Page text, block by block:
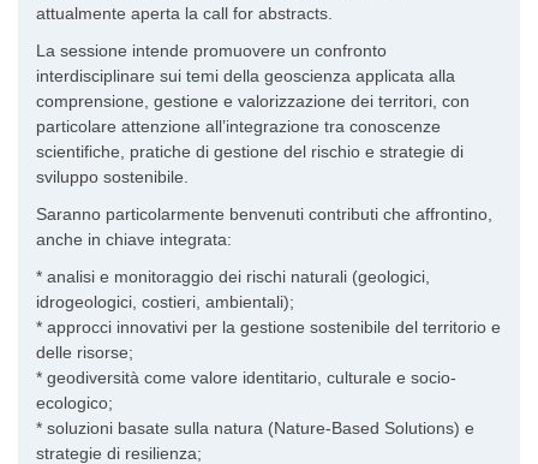
attualmente aperta la call for abstracts.
La sessione intende promuovere un confronto
interdisciplinare sui temi della geoscienza applicata alla
comprensione, gestione e valorizzazione dei territori, con
particolare attenzione all’integrazione tra conoscenze
scientifiche, pratiche di gestione del rischio e strategie di
sviluppo sostenibile.
Saranno particolarmente benvenuti contributi che affrontino,
anche in chiave integrata:
* analisi e monitoraggio dei rischi naturali (geologici,
idrogeologici, costieri, ambientali);
* approcci innovativi per la gestione sostenibile del territorio e
delle risorse;
* geodiversità come valore identitario, culturale e socio-
ecologico;
* soluzioni basate sulla natura (Nature-Based Solutions) e
strategie di resilienza;